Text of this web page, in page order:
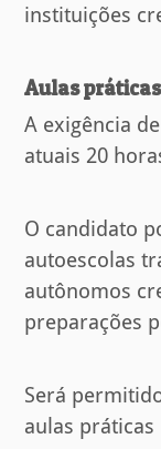
instituições
Aulas práticas
A exigência
atuais 20
O candidato
autoescolas
autônomos
preparações
Será
aulas práticas